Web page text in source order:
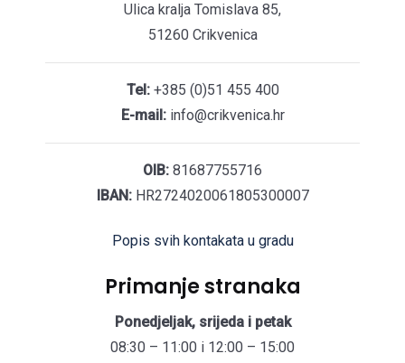
Ulica kralja Tomislava 85,
51260 Crikvenica
Tel:+385 (0)51 455 400
E-mail:info@crikvenica.hr
OIB: 81687755716
IBAN:HR2724020061805300007
Popis svih kontakata u gradu
Primanje stranaka
Ponedjeljak, srijeda i petak
08:30 – 11:00 i 12:00 – 15:00